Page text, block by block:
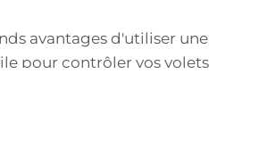
avantages d'utiliser une
pour contrôler vos volets